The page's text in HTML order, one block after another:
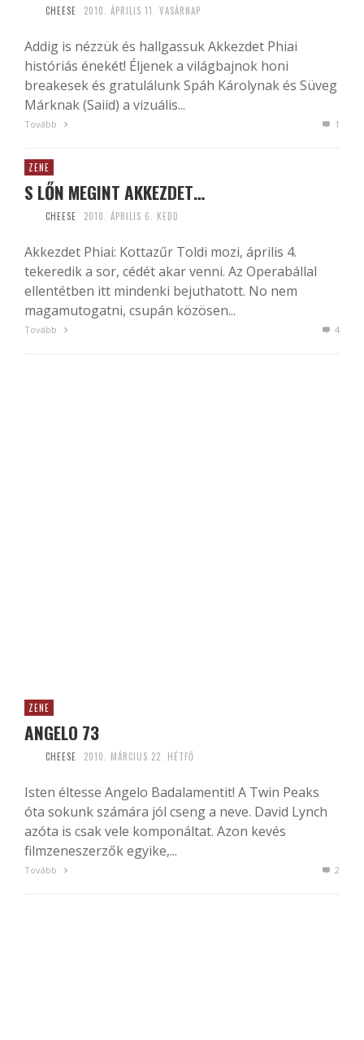
CHEESE 2010. ÁPRILIS 11. VASÁRNAP
Addig is nézzük és hallgassuk Akkezdet Phiai
históriás énekét! Éljenek a világbajnok honi
breakesek és gratulálunk Spáh Károlynak és Süveg
Márknak (Saiid) a vizuális...
Tovább 1
ZENE
S LŐN MEGINT AKKEZDET…
CHEESE 2010. ÁPRILIS 6. KEDD
Akkezdet Phiai: Kottazűr Toldi mozi, április 4.
tekeredik a sor, cédét akar venni. Az Operabállal
ellentétben itt mindenki bejuthatott. No nem
magamutogatni, csupán közösen...
Tovább 4
ZENE
ANGELO 73
CHEESE 2010. MÁRCIUS 22. HÉTFŐ
Isten éltesse Angelo Badalamentit! A Twin Peaks
óta sokunk számára jól cseng a neve. David Lynch
azóta is csak vele komponáltat. Azon kevés
filmzeneszerzők egyike,...
Tovább 2